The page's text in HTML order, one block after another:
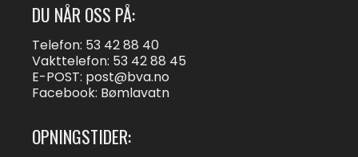
DU NÅR OSS PÅ:
Telefon: 53 42 88 40
Vakttelefon: 53 42 88 45
E-POST: post@bva.no
Facebook: Bømlavatn
OPNINGSTIDER: